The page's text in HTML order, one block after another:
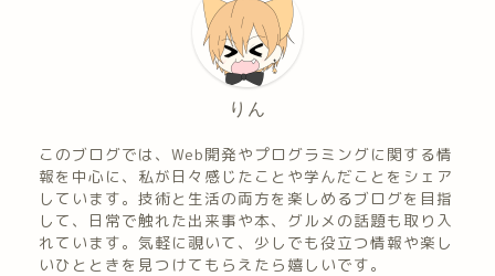
りん
このブログでは、Web開発やプログラミングに関する情
報を中心に、私が日々感じたことや学んだことをシェア
しています。技術と生活の両方を楽しめるブログを目指
して、日常で触れた出来事や本、グルメの話題も取り入
れています。気軽に覗いて、少しでも役立つ情報や楽し
いひとときを見つけてもらえたら嬉しいです。